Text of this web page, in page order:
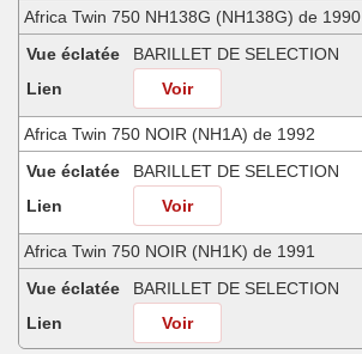
Africa Twin 750 NH138G (NH138G) de 1990
Vue éclatée
BARILLET DE SELECTION
Lien
Voir
Africa Twin 750 NOIR (NH1A) de 1992
Vue éclatée
BARILLET DE SELECTION
Lien
Voir
Africa Twin 750 NOIR (NH1K) de 1991
Vue éclatée
BARILLET DE SELECTION
Lien
Voir